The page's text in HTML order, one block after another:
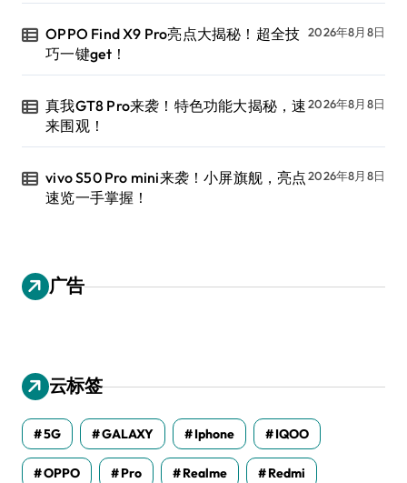
OPPO Find X9 Pro亮点大揭秘！超全技
巧一键get！
2026年8月8日
真我GT8 Pro来袭！特色功能大揭秘，速
来围观！
2026年8月8日
vivo S50 Pro mini来袭！小屏旗舰，亮点
速览一手掌握！
2026年8月8日
广告
云标签
5G GALAXY Iphone IQOO
OPPO Pro Realme Redmi